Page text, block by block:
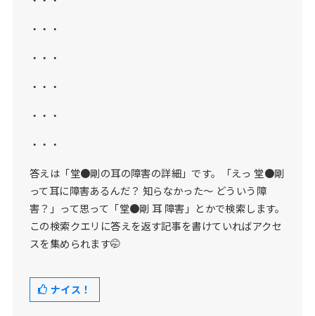
・・・
・・・
・・・
・・・
・・・
答えは「堂●剛の耳の障害の詳細」です。「えっ 堂●剛
って耳に障害あるんだ？ 知らなかった～ どういう障
害？」って思って「堂●剛 耳 障害」とかで検索します。
この検索クエリに答えを返す記事を書けていればアクセ
スを集められます🤭
ナイス！